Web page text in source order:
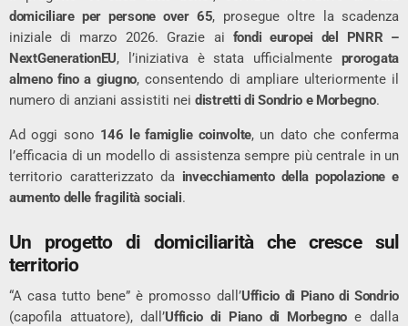
domiciliare per persone over 65, prosegue oltre la scadenza
iniziale di marzo 2026. Grazie ai fondi europei del PNRR –
NextGenerationEU, l’iniziativa è stata ufficialmente prorogata
almeno fino a giugno, consentendo di ampliare ulteriormente il
numero di anziani assistiti nei distretti di Sondrio e Morbegno.
Ad oggi sono 146 le famiglie coinvolte, un dato che conferma
l’efficacia di un modello di assistenza sempre più centrale in un
territorio caratterizzato da invecchiamento della popolazione e
aumento delle fragilità sociali.
Un progetto di domiciliarità che cresce sul
territorio
“A casa tutto bene” è promosso dall’Ufficio di Piano di Sondrio
(capofila attuatore), dall’Ufficio di Piano di Morbegnoe dalla